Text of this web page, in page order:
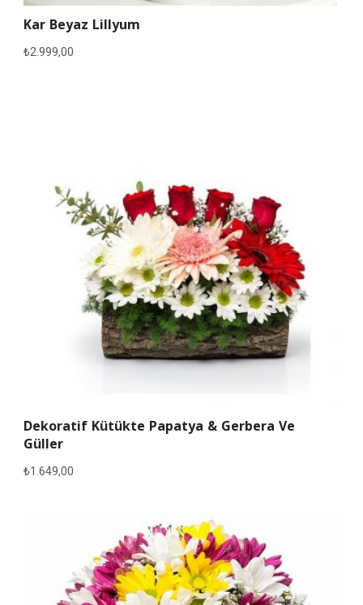
Kar Beyaz Lillyum
₺2.999,00
Dekoratif Kütükte Papatya & Gerbera Ve
Güller
₺1.649,00